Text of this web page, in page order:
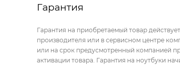
Гарантия
Гарантия на приобретаемый товар
производителя или в сервисном центре
или на срок предусмотренный компанией
активации товара. Гарантия на ноутбуки